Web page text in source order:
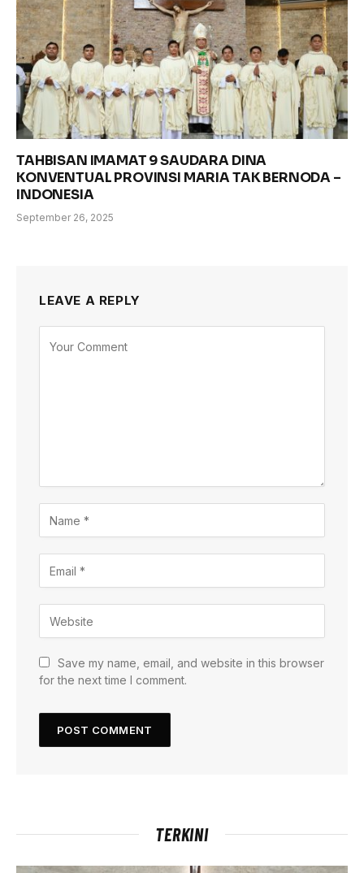
TAHBISAN IMAMAT 9 SAUDARA DINA
KONVENTUAL PROVINSI MARIA TAK BERNODA –
INDONESIA
September 26, 2025
LEAVE A REPLY
Save my name, email, and website in this browser
for the next time I comment.
TERKINI